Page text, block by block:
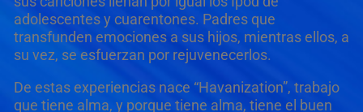
adolescentes y cuarentones. Padres que
transfunden emociones a sus hijos, mientras ellos, a
su vez, se esfuerzan por rejuvenecerlos.
De estas experiencias nace “Havanization”, trabajo
que tiene alma, y porque tiene alma, tiene el buen